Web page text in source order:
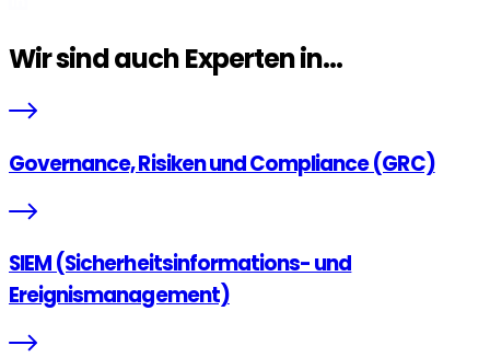
Wir sind auch Experten in...
Governance, Risiken und Compliance (GRC)
SIEM (Sicherheitsinformations- und
Ereignismanagement)